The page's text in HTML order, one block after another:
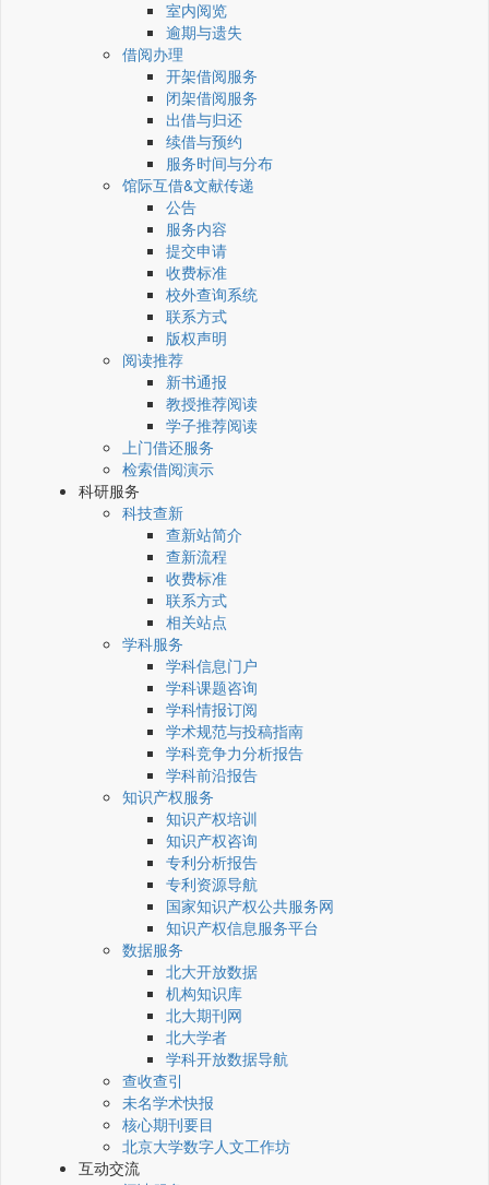
室内阅览
逾期与遗失
借阅办理
开架借阅服务
闭架借阅服务
出借与归还
续借与预约
服务时间与分布
馆际互借&文献传递
公告
服务内容
提交申请
收费标准
校外查询系统
联系方式
版权声明
阅读推荐
新书通报
教授推荐阅读
学子推荐阅读
上门借还服务
检索借阅演示
科研服务
科技查新
查新站简介
查新流程
收费标准
联系方式
相关站点
学科服务
学科信息门户
学科课题咨询
学科情报订阅
学术规范与投稿指南
学科竞争力分析报告
学科前沿报告
知识产权服务
知识产权培训
知识产权咨询
专利分析报告
专利资源导航
国家知识产权公共服务网
知识产权信息服务平台
数据服务
北大开放数据
机构知识库
北大期刊网
北大学者
学科开放数据导航
查收查引
未名学术快报
核心期刊要目
北京大学数字人文工作坊
互动交流